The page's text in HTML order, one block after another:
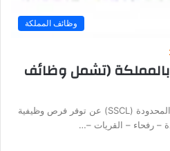
وظائف المملكة
(تشمل وظائف
أعلنت الشركة السعودية للخدمات المحدودة (SSCL) عن توفر فرص وظيفية
– رفحاء – القريات –…